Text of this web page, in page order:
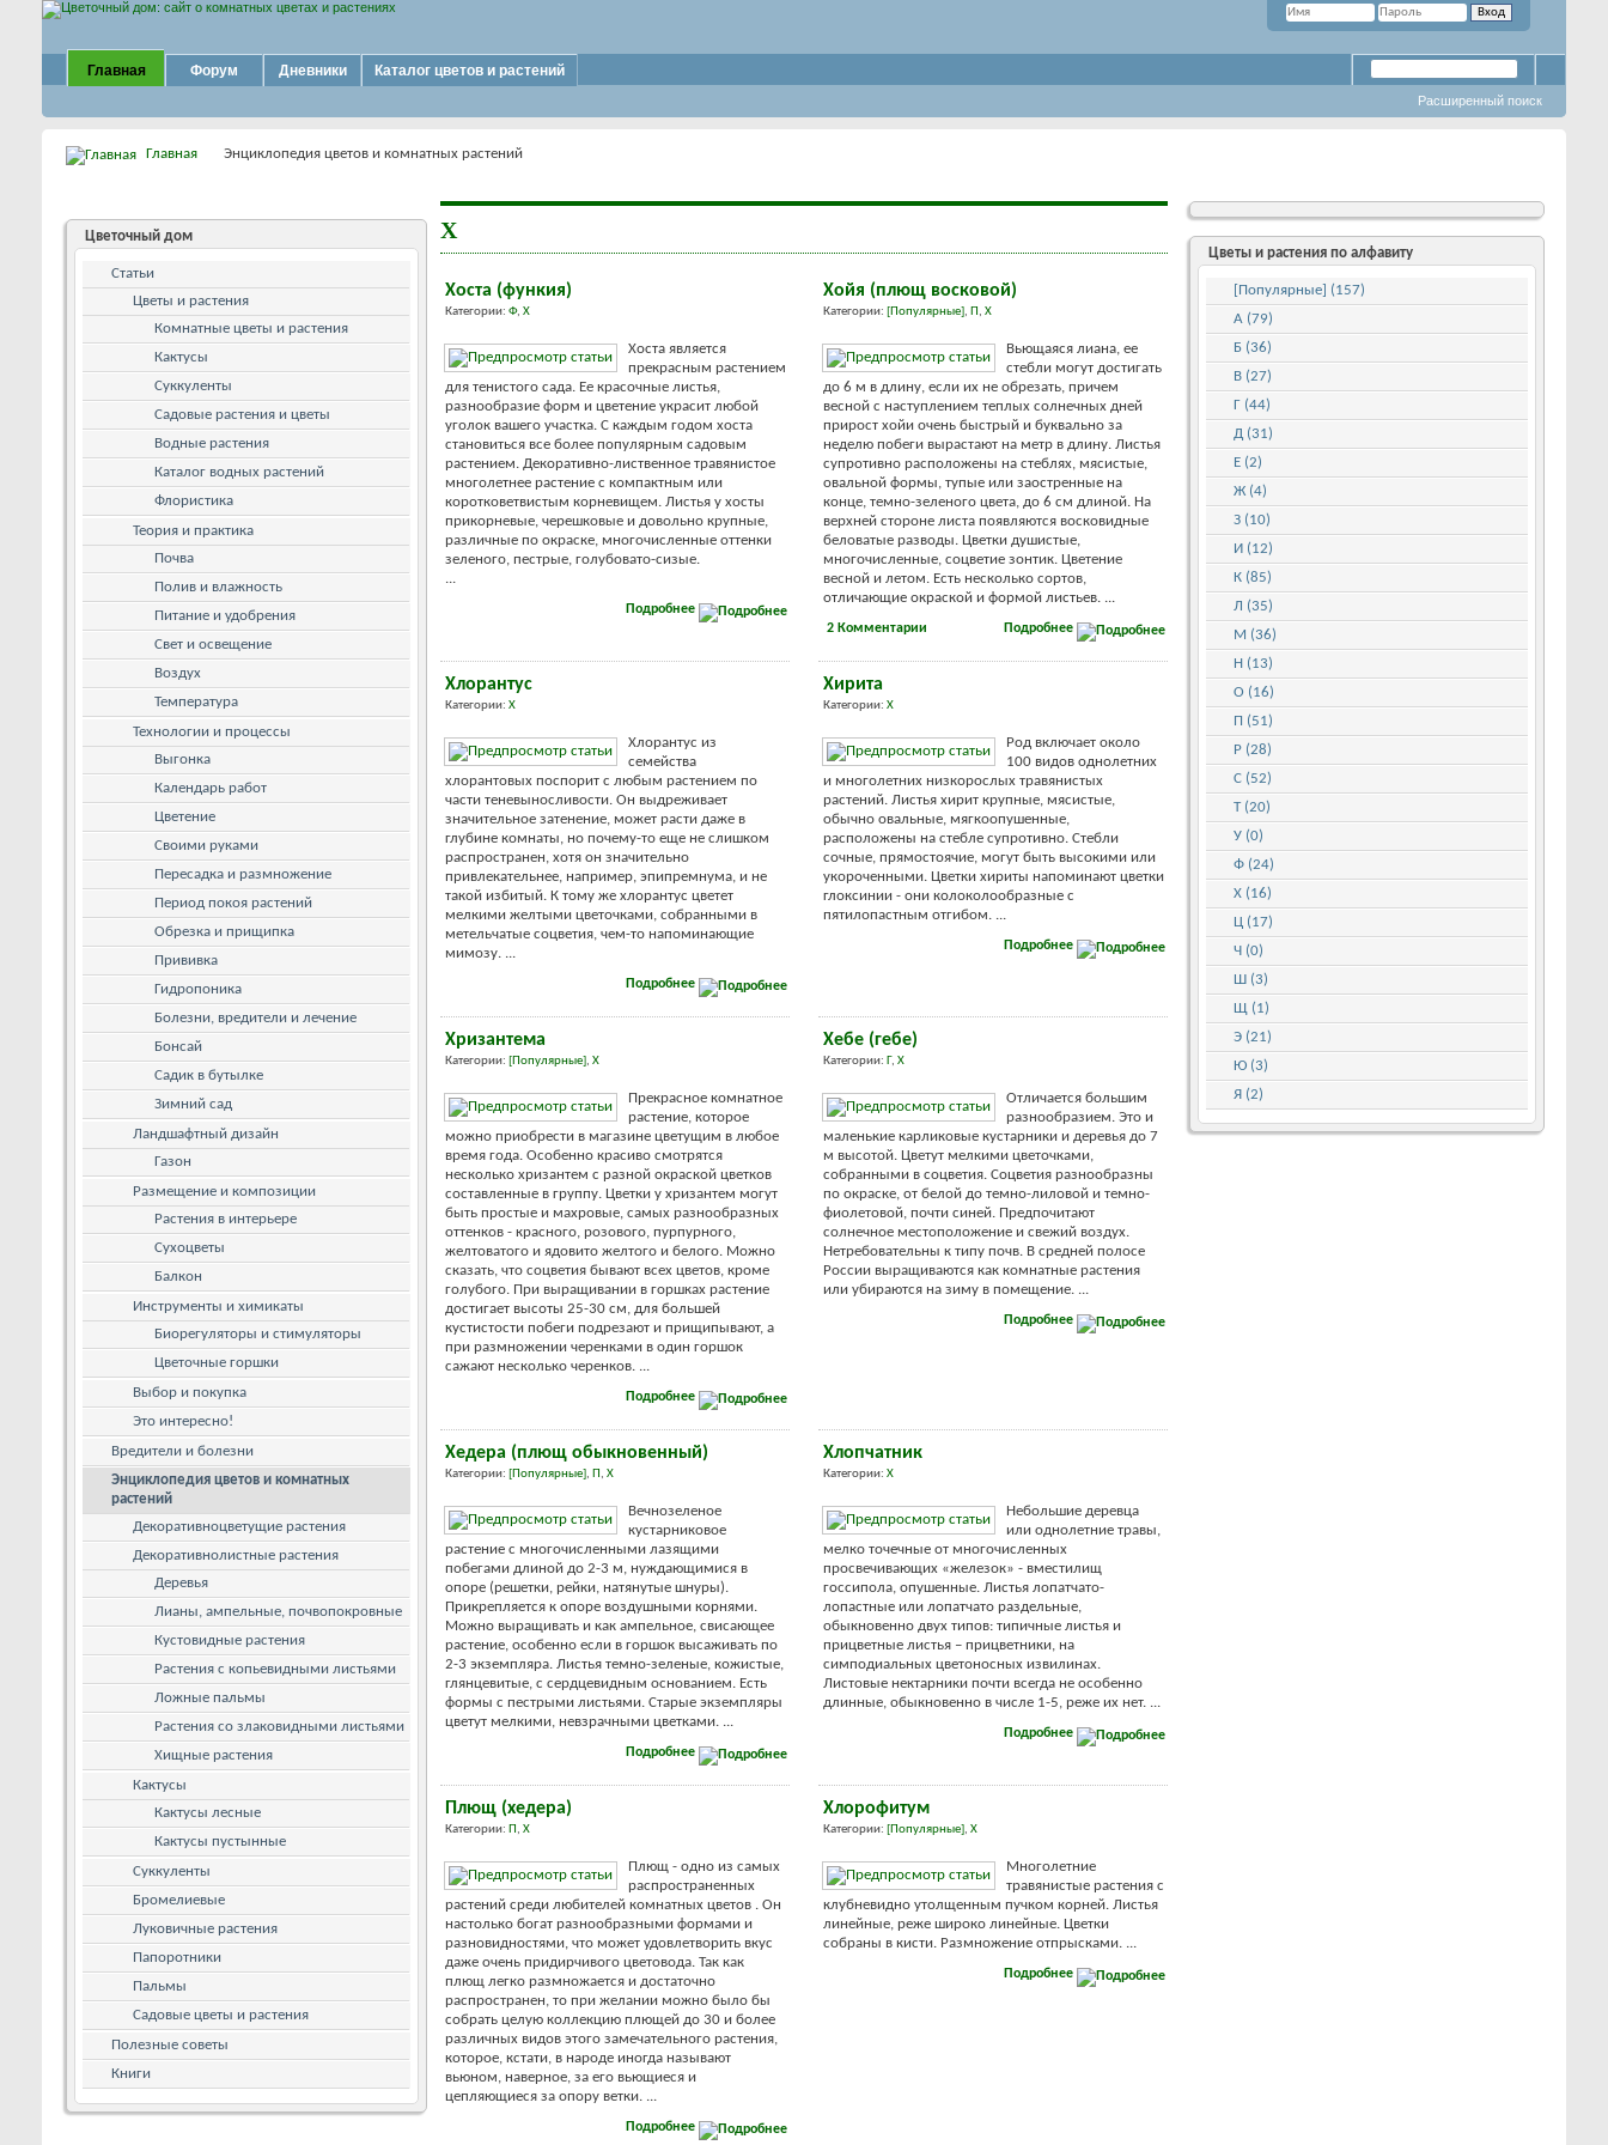
Главная Форум Дневники Каталог цветов и растений
Расширенный поиск
Главная Энциклопедия цветов и комнатных растений
Х
Хоста (функия)
Категории: Ф, Х
Хоста является
прекрасным растением
для тенистого сада. Ее красочные листья,
разнообразие форм и цветение украсит любой
уголок вашего участка. С каждым годом хоста
становиться все более популярным садовым
растением. Декоративно-лиственное травянистое
многолетнее растение с компактным или
коротковетвистым корневищем. Листья у хосты
прикорневые, черешковые и довольно крупные,
различные по окраске, многочисленные оттенки
зеленого, пестрые, голубовато-сизые.
Подробнее
Хойя (плющ восковой)
Категории: [Популярные], П , Х
Вьющаяся лиана, ее
стебли могут достигать
до 6 м в длину, если их не обрезать, причем
весной с наступлением теплых солнечных дней
прирост хойи очень быстрый и буквально за
неделю побеги вырастают на метр в длину. Листья
супротивно расположены на стеблях, мясистые,
овальной формы, тупые или заостренные на
конце, темно-зеленого цвета, до 6 см длиной. На
верхней стороне листа появляются восковидные
беловатые разводы. Цветки душистые,
многочисленные, соцветие зонтик. Цветение
весной и летом. Есть несколько сортов,
отличающие окраской и формой листьев. ...
Подробнее
2 Комментарии
Хлорантус
Категории: Х
Хлорантус из
семейства
хлорантовых поспорит с любым растением по
части теневыносливости. Он выдреживает
значительное затенение, может расти даже в
глубине комнаты, но почему-то еще не слишком
распространен, хотя он значительно
привлекательнее, например, эпипремнума, и не
такой избитый. К тому же хлорантус цветет
мелкими желтыми цветочками, собранными в
метельчатые соцветия, чем-то напоминающие
мимозу. ...
Подробнее
Хирита
Категории: Х
Род включает около
100 видов однолетних
и многолетних низкорослых травянистых
растений. Листья хирит крупные, мясистые,
обычно овальные, мягкоопушенные,
расположены на стебле супротивно. Стебли
сочные, прямостоячие, могут быть высокими или
укороченными. Цветки хириты напоминают цветки
глоксинии - они колоколообразные с
пятилопастным отгибом. ...
Подробнее
Хризантема
Категории: [Популярные], Х
Прекрасное комнатное
растение, которое
можно приобрести в магазине цветущим в любое
время года. Особенно красиво смотрятся
несколько хризантем с разной окраской цветков
составленные в группу. Цветки у хризантем могут
быть простые и махровые, самых разнообразных
оттенков - красного, розового, пурпурного,
желтоватого и ядовито желтого и белого. Можно
сказать, что соцветия бывают всех цветов, кроме
голубого. При выращивании в горшках растение
достигает высоты 25-30 см, для большей
кустистости побеги подрезают и прищипывают, а
при размножении черенками в один горшок
сажают несколько черенков. ...
Подробнее
Хебе (гебе)
Категории: Г, Х
Отличается большим
разнообразием. Это и
маленькие карликовые кустарники и деревья до 7
м высотой. Цветут мелкими цветочками,
собранными в соцветия. Соцветия разнообразны
по окраске, от белой до темно-лиловой и темно-
фиолетовой, почти синей. Предпочитают
солнечное местоположение и свежий воздух.
Нетребовательны к типу почв. В средней полосе
России выращиваются как комнатные растения
или убираются на зиму в помещение. ...
Подробнее
Хедера (плющ обыкновенный)
Категории: [Популярные], П , Х
Вечнозеленое
кустарниковое
растение с многочисленными лазящими
побегами длиной до 2-3 м, нуждающимися в
опоре (решетки, рейки, натянутые шнуры).
Прикрепляется к опоре воздушными корнями.
Можно выращивать и как ампельное, свисающее
растение, особенно если в горшок высаживать по
2-3 экземпляра. Листья темно-зеленые, кожистые,
глянцевитые, с сердцевидным основанием. Есть
формы с пестрыми листьями. Старые экземпляры
цветут мелкими, невзрачными цветками. ...
Подробнее
Хлопчатник
Категории: Х
Небольшие деревца
или однолетние травы,
мелко точечные от многочисленных
просвечивающих «железок» - вместилищ
госсипола, опушенные. Листья лопатчато-
лопастные или лопатчато раздельные,
обыкновенно двух типов: типичные листья и
прицветные листья – прицветники, на
симподиальных цветоносных извилинах.
Листовые нектарники почти всегда не особенно
длинные, обыкновенно в числе 1-5, реже их нет. ...
Подробнее
Плющ (хедера)
Категории: П , Х
Плющ - одно из самых
распространенных
растений среди любителей комнатных цветов . Он
настолько богат разнообразными формами и
разновидностями, что может удовлетворить вкус
даже очень придирчивого цветовода. Так как
плющ легко размножается и достаточно
распространен, то при желании можно было бы
собрать целую коллекцию плющей до 30 и более
различных видов этого замечательного растения,
которое, кстати, в народе иногда называют
вьюном, наверное, за его вьющиеся и
цепляющиеся за опору ветки. ...
Подробнее
Хлорофитум
Категории: [Популярные], Х
Многолетние
травянистые растения с
клубневидно утолщенным пучком корней. Листья
линейные, реже широко линейные. Цветки
собраны в кисти. Размножение отпрысками. ...
Подробнее
Цветы и растения по алфавиту
[Популярные] (157)
А (79)
Б (36)
В (27)
Г (44)
Д (31)
Е (2)
Ж (4)
З (10)
И (12)
К (85)
Л (35)
М (36)
Н (13)
О (16)
П (51)
Р (28)
С (52)
Т (20)
У (0)
Ф (24)
Х (16)
Ц (17)
Ч (0)
Ш (3)
Щ (1)
Э (21)
Ю (3)
Я (2)
Цветочный дом
Статьи
Цветы и растения
Комнатные цветы и растения
Кактусы
Суккуленты
Садовые растения и цветы
Водные растения
Каталог водных растений
Флористика
Теория и практика
Почва
Полив и влажность
Питание и удобрения
Свет и освещение
Воздух
Температура
Технологии и процессы
Выгонка
Календарь работ
Цветение
Своими руками
Пересадка и размножение
Период покоя растений
Обрезка и прищипка
Прививка
Гидропоника
Болезни, вредители и лечение
Бонсай
Садик в бутылке
Зимний сад
Ландшафтный дизайн
Газон
Размещение и композиции
Растения в интерьере
Сухоцветы
Балкон
Инструменты и химикаты
Биорегуляторы и стимуляторы
Цветочные горшки
Выбор и покупка
Это интересно!
Вредители и болезни
Энциклопедия цветов и комнатных
растений
Декоративноцветущие растения
Декоративнолистные растения
Деревья
Лианы, ампельные, почвопокровные
Кустовидные растения
Растения с копьевидными листьями
Ложные пальмы
Растения со злаковидными листьями
Хищные растения
Кактусы
Кактусы лесные
Кактусы пустынные
Суккуленты
Бромелиевые
Луковичные растения
Папоротники
Пальмы
Садовые цветы и растения
Полезные советы
Книги